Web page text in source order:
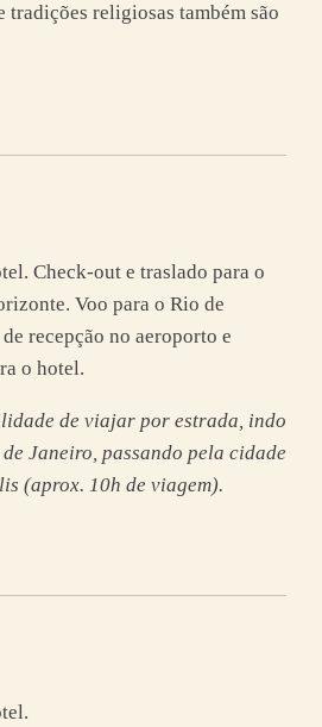
religiosas também são
Check-out e traslado para o
Voo para o Rio de
recepção no aeroporto e
o hotel.
de viajar por estrada, indo
Janeiro, passando pela cidade
(aprox. 10h de viagem).